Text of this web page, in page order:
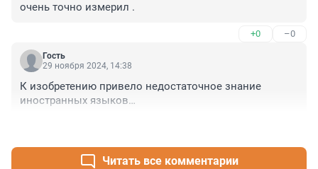
очень точно измерил .
+0 –0
Гость
29 ноября 2024, 14:38
К изобретению привело недостаточное знание
иностранных языков…
Читать все комментарии